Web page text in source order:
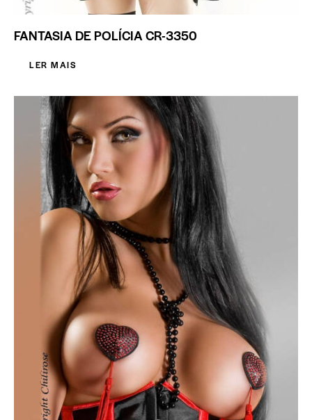
FANTASIA DE POLÍCIA CR-3350
LER MAIS